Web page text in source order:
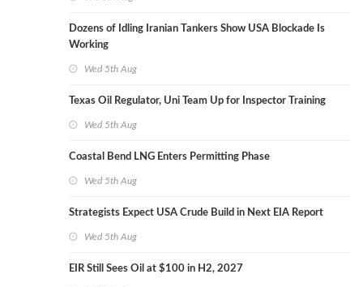
Dozens of Idling Iranian Tankers Show USA Blockade Is
Working
Wed 5th Aug
Texas Oil Regulator, Uni Team Up for Inspector Training
Wed 5th Aug
Coastal Bend LNG Enters Permitting Phase
Wed 5th Aug
Strategists Expect USA Crude Build in Next EIA Report
Wed 5th Aug
EIR Still Sees Oil at $100 in H2, 2027